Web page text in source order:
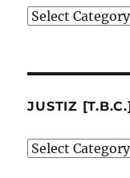
Verlage
besprochenen
erwähnten
JUSTIZ
Justiz